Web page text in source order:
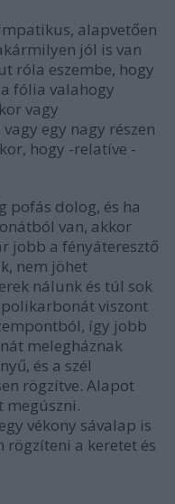
alapvetően
jól is van
róla eszembe, hogy
fólia valahogy
vagy
egy nagy részen
hogy -relatíve -
pofás dolog, és ha
van, akkor
jobb a fényáteresztő
nem jöhet
nálunk és túl sok
viszont
így jobb
melegháznak
és a szél
rögzítve. Alapot
megúszni.
vékony sávalap is
rögzíteni a keretet és